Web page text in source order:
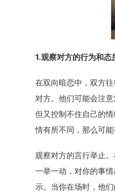
1.观察对方的行为和态
在双向暗恋中，双方
对方。他们可能会注
但又控制不住自己的
情有所不同，那么可能
观察对方的言行举止
一举一动，对你的事
示。当你在场时，他